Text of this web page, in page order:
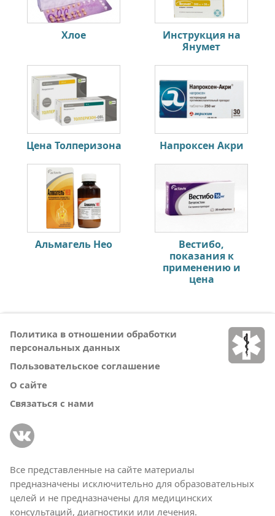
Хлое
Инструкция на
Янумет
Цена Толперизона Напроксен Акри
Альмагель Нео
Вестибо,
показания к
применению и
цена
Политика в отношении обработки
персональных данных
Пользовательское соглашение
О сайте
Связаться с нами
Все представленные на сайте материалы
предназначены исключительно для образовательных
целей и не предназначены для медицинских
консультаций, диагностики или лечения.